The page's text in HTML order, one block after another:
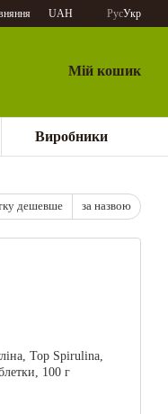
UAH РусУкр
Мій кошик
Виробники
дешевше за назвою